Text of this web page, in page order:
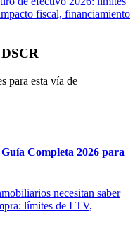
fiscal, financiamiento
para esta vía de
Completa 2026 para
necesitan saber
límites de LTV,